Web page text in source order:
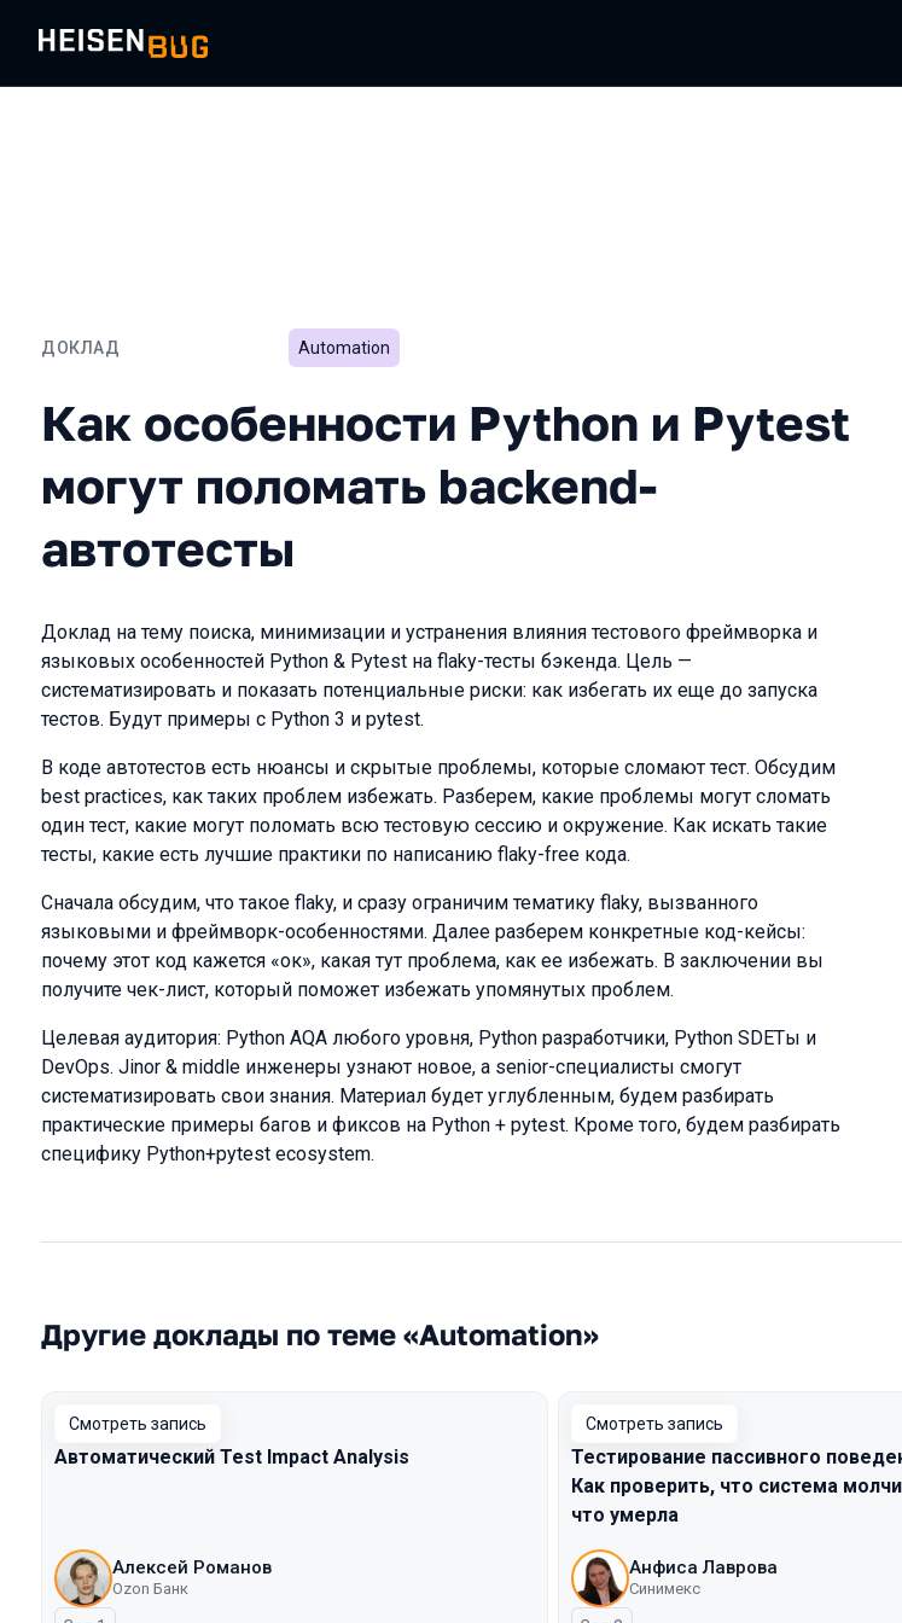
ДОКЛАД
Как особенности Python и Pytest могут
Automation
Как особенности Python и Pytest
могут поломать backend-
автотесты
Доклад на тему поиска, минимизации и устранения влияния тестового фреймворка и
языковых особенностей Python & Pytest на flaky-тесты бэкенда. Цель —
систематизировать и показать потенциальные риски: как избегать их еще до запуска
тестов. Будут примеры с Python 3 и pytest.
В коде автотестов есть нюансы и скрытые проблемы, которые сломают тест. Обсудим
best practices, как таких проблем избежать. Разберем, какие проблемы могут сломать
один тест, какие могут поломать всю тестовую сессию и окружение. Как искать такие
тесты, какие есть лучшие практики по написанию flaky-free кода.
Сначала обсудим, что такое flaky, и сразу ограничим тематику flaky, вызванного
языковыми и фреймворк-особенностями. Далее разберем конкретные код-кейсы:
почему этот код кажется «ок», какая тут проблема, как ее избежать. В заключении вы
получите чек-лист, который поможет избежать упомянутых проблем.
Целевая аудитория: Python AQA любого уровня, Python разработчики, Python SDETы и
DevOps. Jinor & middle инженеры узнают новое, а senior-специалисты смогут
систематизировать свои знания. Материал будет углубленным, будем разбирать
практические примеры багов и фиксов на Python + pytest. Кроме того, будем разбирать
специфику Python+pytest ecosystem.
Другие доклады по теме «Automation»
Смотреть запись
Автоматический Test Impact Analysis
Алексей Романов
Ozon Банк
Смотреть запись
Тестирование пассивного
Как проверить, что система
что умерла
Анфиса Лаврова
Синимекс